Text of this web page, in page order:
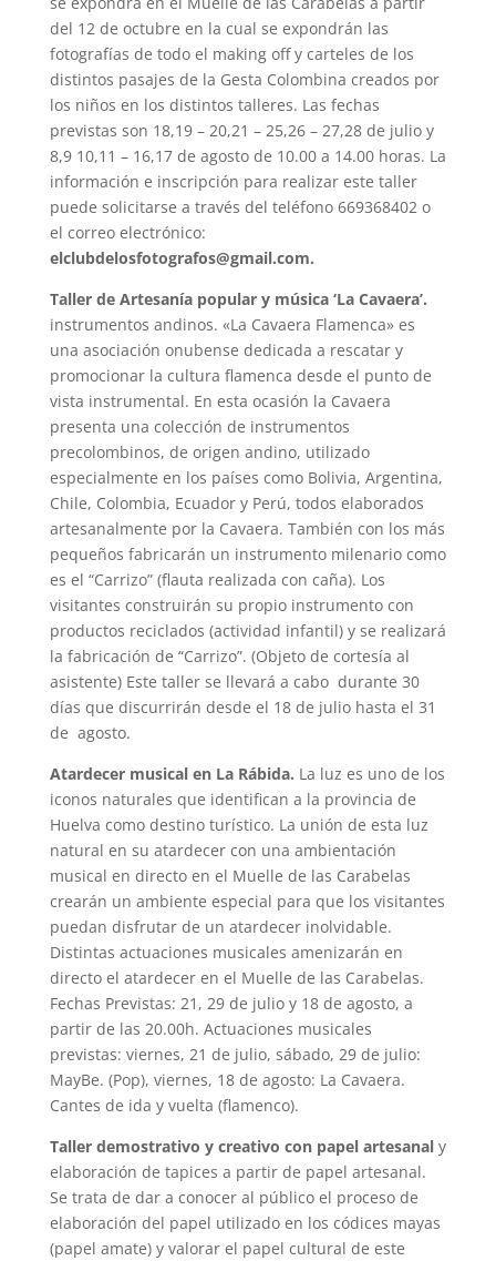
del 12 de octubre en la cual se expondrán las
fotografías de todo el making off y carteles de los
distintos pasajes de la Gesta Colombina creados por
los niños en los distintos talleres. Las fechas
previstas son 18,19 – 20,21 – 25,26 – 27,28 de julio y
8,9 10,11 – 16,17 de agosto de 10.00 a 14.00 horas. La
información e inscripción para realizar este taller
puede solicitarse a través del teléfono 669368402 o
el correo electrónico:
elclubdelosfotografos@gmail.com.
Taller de Artesanía popular y música ‘La Cavaera’.
instrumentos andinos. «La Cavaera Flamenca» es
una asociación onubense dedicada a rescatar y
promocionar la cultura flamenca desde el punto de
vista instrumental. En esta ocasión la Cavaera
presenta una colección de instrumentos
precolombinos, de origen andino, utilizado
especialmente en los países como Bolivia, Argentina,
Chile, Colombia, Ecuador y Perú, todos elaborados
artesanalmente por la Cavaera. También con los más
pequeños fabricarán un instrumento milenario como
es el “Carrizo” (flauta realizada con caña). Los
visitantes construirán su propio instrumento con
productos reciclados (actividad infantil) y se realizará
la fabricación de “Carrizo”. (Objeto de cortesía al
asistente) Este taller se llevará a cabo durante 30
días que discurrirán desde el 18 de julio hasta el 31
de agosto.
Atardecer musical en La Rábida. La luz es uno de los
iconos naturales que identifican a la provincia de
Huelva como destino turístico. La unión de esta luz
natural en su atardecer con una ambientación
musical en directo en el Muelle de las Carabelas
crearán un ambiente especial para que los visitantes
puedan disfrutar de un atardecer inolvidable.
Distintas actuaciones musicales amenizarán en
directo el atardecer en el Muelle de las Carabelas.
Fechas Previstas: 21, 29 de julio y 18 de agosto, a
partir de las 20.00h. Actuaciones musicales
previstas: viernes, 21 de julio, sábado, 29 de julio:
MayBe. (Pop), viernes, 18 de agosto: La Cavaera.
Cantes de ida y vuelta (flamenco).
Taller demostrativo y creativo con papel artesanal y
elaboración de tapices a partir de papel artesanal.
Se trata de dar a conocer al público el proceso de
elaboración del papel utilizado en los códices mayas
(papel amate) y valorar el papel cultural de este